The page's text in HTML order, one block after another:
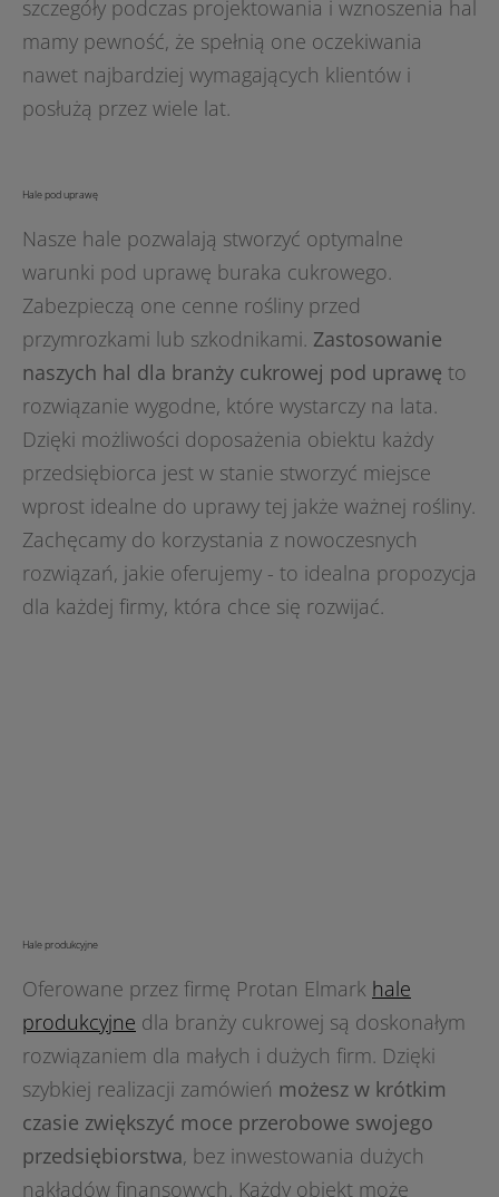
szczegóły podczas projektowania i wznoszenia hal
mamy pewność, że spełnią one oczekiwania
nawet najbardziej wymagających klientów i
posłużą przez wiele lat.
Hale pod uprawę
Nasze hale pozwalają stworzyć optymalne
warunki pod uprawę buraka cukrowego.
Zabezpieczą one cenne rośliny przed
przymrozkami lub szkodnikami. Zastosowanie
naszych hal dla branży cukrowej pod uprawę to
rozwiązanie wygodne, które wystarczy na lata.
Dzięki możliwości doposażenia obiektu każdy
przedsiębiorca jest w stanie stworzyć miejsce
wprost idealne do uprawy tej jakże ważnej rośliny.
Zachęcamy do korzystania z nowoczesnych
rozwiązań, jakie oferujemy - to idealna propozycja
dla każdej firmy, która chce się rozwijać.
Hale produkcyjne
Oferowane przez firmę Protan Elmark hale
produkcyjne dla branży cukrowej są doskonałym
rozwiązaniem dla małych i dużych firm. Dzięki
szybkiej realizacji zamówień możesz w krótkim
czasie zwiększyć moce przerobowe swojego
przedsiębiorstwa, bez inwestowania dużych
nakładów finansowych. Każdy obiekt może